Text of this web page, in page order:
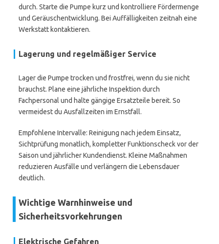
durch. Starte die Pumpe kurz und kontrolliere Fördermenge
und Geräuschentwicklung. Bei Auffälligkeiten zeitnah eine
Werkstatt kontaktieren.
Lagerung und regelmäßiger Service
Lager die Pumpe trocken und frostfrei, wenn du sie nicht
brauchst. Plane eine jährliche Inspektion durch
Fachpersonal und halte gängige Ersatzteile bereit. So
vermeidest du Ausfallzeiten im Ernstfall.
Empfohlene Intervalle: Reinigung nach jedem Einsatz,
Sichtprüfung monatlich, kompletter Funktionscheck vor der
Saison und jährlicher Kundendienst. Kleine Maßnahmen
reduzieren Ausfälle und verlängern die Lebensdauer
deutlich.
Wichtige Warnhinweise und
Sicherheitsvorkehrungen
Elektrische Gefahren